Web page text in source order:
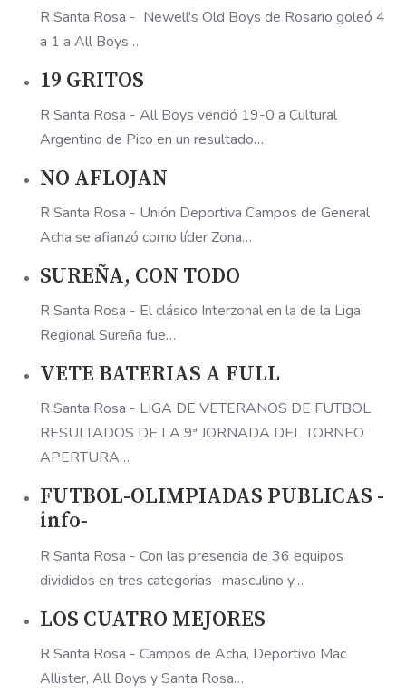
R Santa Rosa - Newell's Old Boys de Rosario goleó 4
a 1 a All Boys…
19 GRITOS
R Santa Rosa - All Boys venció 19-0 a Cultural
Argentino de Pico en un resultado…
NO AFLOJAN
R Santa Rosa - Unión Deportiva Campos de General
Acha se afianzó como líder Zona…
SUREÑA, CON TODO
R Santa Rosa - El clásico Interzonal en la de la Liga
Regional Sureña fue…
VETE BATERIAS A FULL
R Santa Rosa - LIGA DE VETERANOS DE FUTBOL
RESULTADOS DE LA 9ª JORNADA DEL TORNEO
APERTURA…
FUTBOL-OLIMPIADAS PUBLICAS -
info-
R Santa Rosa - Con las presencia de 36 equipos
divididos en tres categorias -masculino y…
LOS CUATRO MEJORES
R Santa Rosa - Campos de Acha, Deportivo Mac
Allister, All Boys y Santa Rosa…